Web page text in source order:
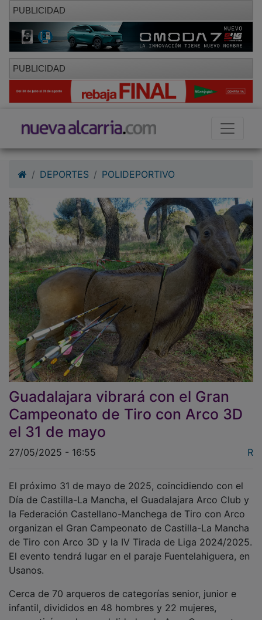
PUBLICIDAD
PUBLICIDAD
Guadalajara vibrará con el Gran
Campeonato de Tiro con Arco 3D
el 31 de mayo
27/05/2025 - 16:55
Día de Castilla-La Mancha, el Guadalajara Arco Club y
la Federación Castellano-Manchega de Tiro con Arco
organizan el Gran Campeonato de Castilla-La Mancha
de Tiro con Arco 3D y la IV Tirada de Liga 2024/2025.
El evento tendrá lugar en el paraje Fuentelahiguera, en
Usanos.
infantil, divididos en 48 hombres y 22 mujeres,
competirán en las modalidades de Arco Compuesto,